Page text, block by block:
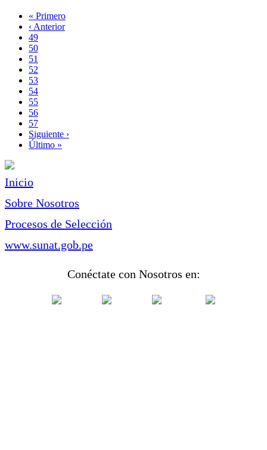
Paginación
Primera
página
« Primero
Página
anterior
‹ Anterior
Page
49
Page
50
Page
51
Page
52
Página
actual
53
Page
54
Page
55
Page
56
Page
57
Siguiente
página
Siguiente ›
Última
Último »
Inicio
Sobre Nosotros
Procesos de Selección
www.sunat.gob.pe
Conéctate con Nosotros en: